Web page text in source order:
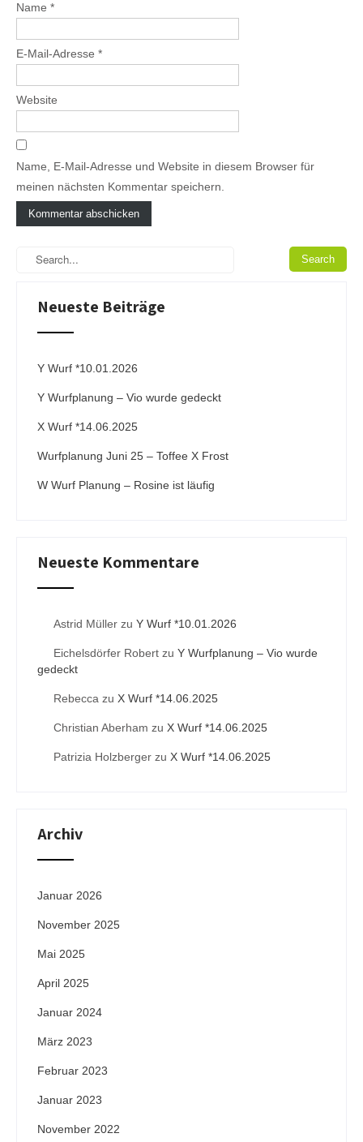
Name *
E-Mail-Adresse *
Website
Name, E-Mail-Adresse und Website in diesem Browser für
meinen nächsten Kommentar speichern.
Neueste Beiträge
Y Wurf *10.01.2026
Y Wurfplanung – Vio wurde gedeckt
X Wurf *14.06.2025
Wurfplanung Juni 25 – Toffee X Frost
W Wurf Planung – Rosine ist läufig
Neueste Kommentare
Astrid Müller zu Y Wurf *10.01.2026
Eichelsdörfer Robert zu Y Wurfplanung – Vio wurde
gedeckt
Rebecca zu X Wurf *14.06.2025
Christian Aberham zu X Wurf *14.06.2025
Patrizia Holzberger zu X Wurf *14.06.2025
Archiv
Januar 2026
November 2025
Mai 2025
April 2025
Januar 2024
März 2023
Februar 2023
Januar 2023
November 2022